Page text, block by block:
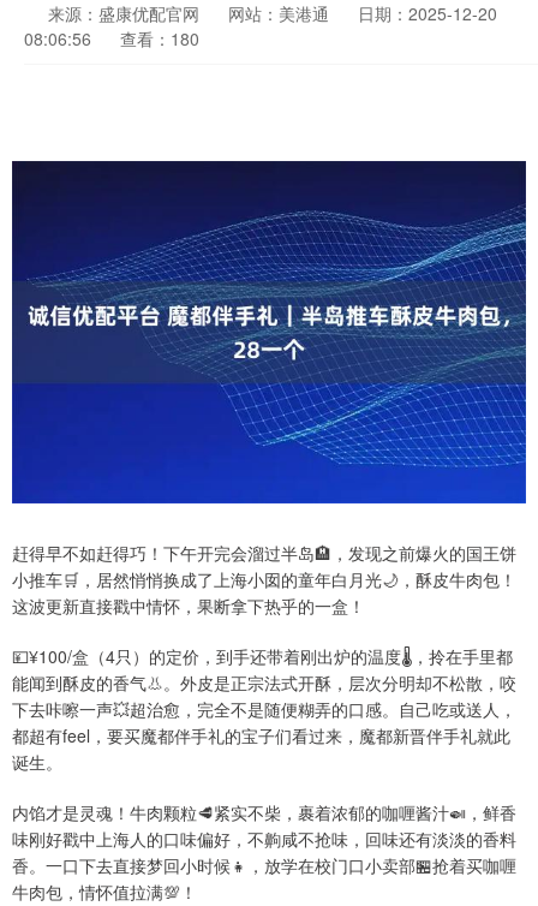
来源：盛康优配官网 网站：美港通
日期：2025-12-20
08:06:56
查看：180
赶得早不如赶得巧！下午开完会溜过半岛🏨，发现之前爆火的国王饼
小推车🛒，居然悄悄换成了上海小囡的童年白月光🌙，酥皮牛肉包！
这波更新直接戳中情怀，果断拿下热乎的一盒！
💴¥100/盒（4只）的定价，到手还带着刚出炉的温度🌡️，拎在手里都
能闻到酥皮的香气👃。外皮是正宗法式开酥，层次分明却不松散，咬
下去咔嚓一声💥超治愈，完全不是随便糊弄的口感。自己吃或送人，
都超有feel，要买魔都伴手礼的宝子们看过来，魔都新晋伴手礼就此
诞生。
内馅才是灵魂！牛肉颗粒🥩紧实不柴，裹着浓郁的咖喱酱汁🍛，鲜香
味刚好戳中上海人的口味偏好，不齁咸不抢味，回味还有淡淡的香料
香。一口下去直接梦回小时候👧，放学在校门口小卖部🏪抢着买咖喱
牛肉包，情怀值拉满💯！